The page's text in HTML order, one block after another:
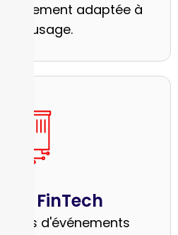
adaptée à
d'usage.
FinTech
d'événements